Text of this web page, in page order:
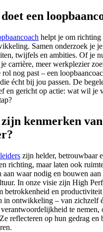
een
helpt je om richting
Samen onderzoek je
twijfels en ambities. Of je
je carrière, meer werkplezier
nog past – een
écht bij jou passen. De
en gericht op actie: wat wil je
kenmerken van
zijn helder, betrouwbaar
richting, maar laten ook
aan waar nodig en bouwen
In onze visie zijn High
betrokkenheid en
in ontwikkeling – van zichzelf
te nemen,
reflecteren op hun gedrag en